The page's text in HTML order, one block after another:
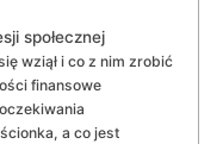
społecznej
wziął i co z nim zrobić
finansowe
a co jest